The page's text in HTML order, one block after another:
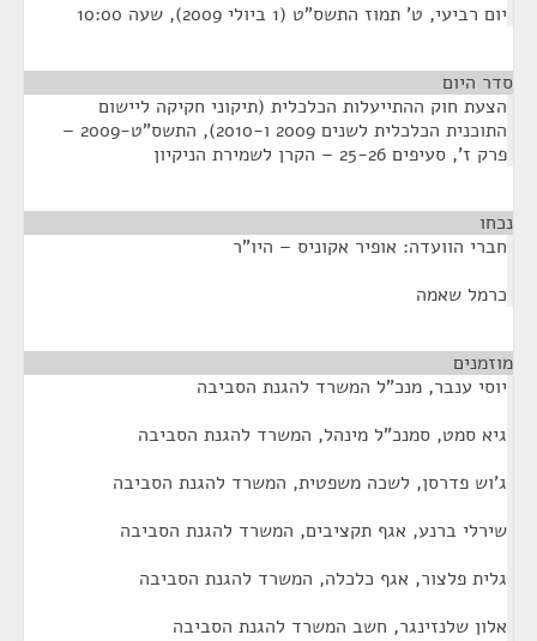
יום רביעי, ט' תמוז התשס"ט (1 ביולי 2009), שעה 10:00
סדר היום
הצעת חוק ההתייעלות הכלכלית (תיקוני חקיקה ליישום
התוכנית הכלכלית לשנים 2009 ו-2010), התשס"ט-2009 –
פרק ז', סעיפים 25-26 – הקרן לשמירת הניקיון
נכחו
חברי הוועדה: אופיר אקוניס – היו"ר
כרמל שאמה
מוזמנים
יוסי ענבר, מנכ"ל המשרד להגנת הסביבה
גיא סמט, סמנכ"ל מינהל, המשרד להגנת הסביבה
ג'וש פדרסן, לשכה משפטית, המשרד להגנת הסביבה
שירלי ברנע, אגף תקציבים, המשרד להגנת הסביבה
גלית פלצור, אגף כלכלה, המשרד להגנת הסביבה
אלון שלנזינגר, חשב המשרד להגנת הסביבה